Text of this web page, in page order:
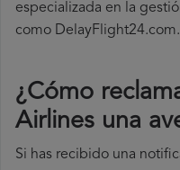
especializada en la
como DelayFlight24.com.
¿Cómo
Airlines una
Si has recibido una